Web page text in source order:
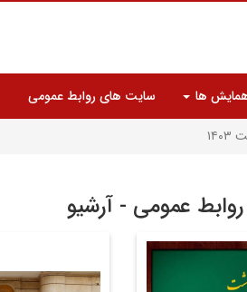
ها
سایت های روابط عمومی
عمومی - آرشیو